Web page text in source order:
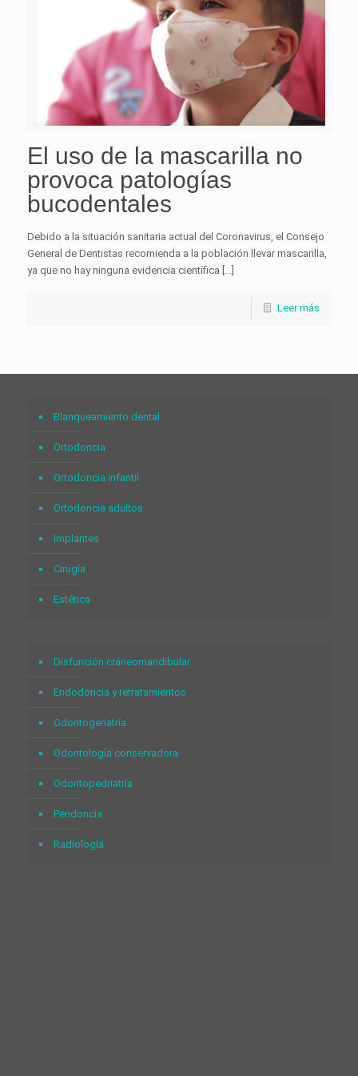
El uso de la mascarilla no
provoca patologías
bucodentales
Debido a la situación sanitaria actual del Coronavirus, el Consejo
General de Dentistas recomienda a la población llevar mascarilla,
ya que no hay ninguna evidencia científica […]
Leer más
Blanqueamiento dental
Ortodoncia
Ortodoncia infantil
Ortodoncia adultos
Implantes
Cirugía
Estética
Disfunción cráneomandibular
Endodoncia y retratamientos
Odontogeriatría
Odontología conservadora
Odontopedriatría
Peridoncia
Radiología